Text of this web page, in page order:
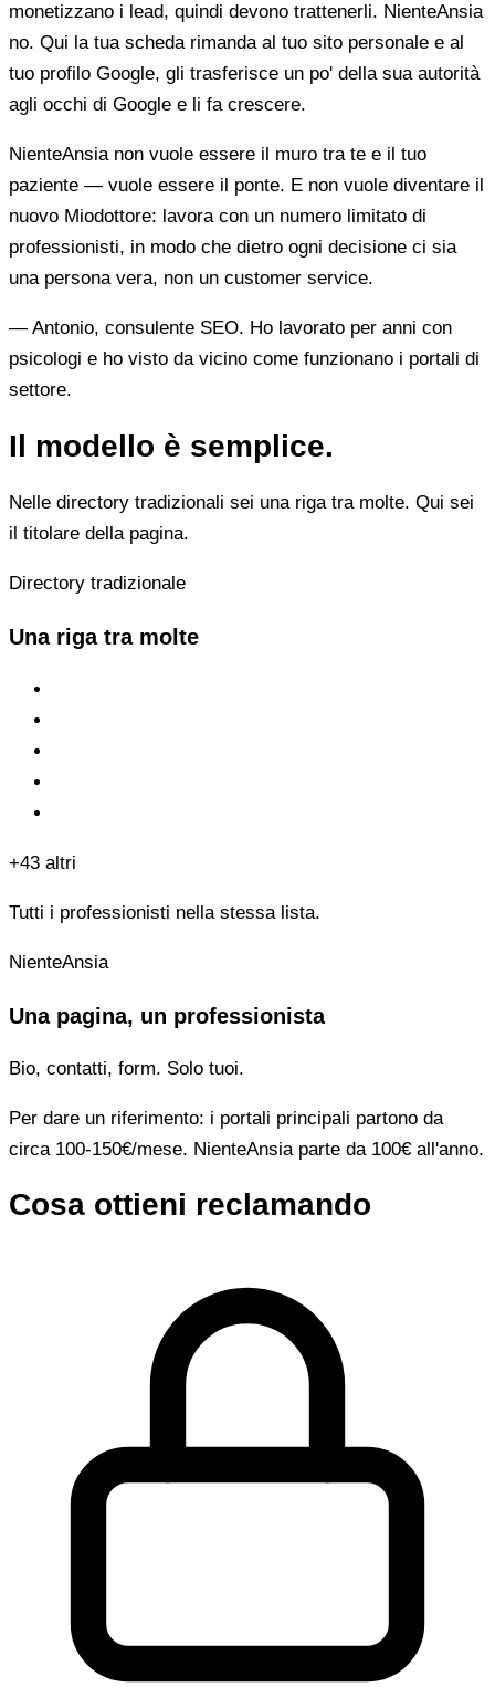
monetizzano i lead, quindi devono trattenerli. NienteAnsia
no. Qui la tua scheda rimanda al tuo sito personale e al
tuo profilo Google, gli trasferisce un po' della sua autorità
agli occhi di Google e li fa crescere.
NienteAnsia non vuole essere il muro tra te e il tuo
paziente — vuole essere il ponte. E non vuole diventare il
nuovo Miodottore: lavora con un numero limitato di
professionisti, in modo che dietro ogni decisione ci sia
una persona vera, non un customer service.
— Antonio, consulente SEO. Ho lavorato per anni con
psicologi e ho visto da vicino come funzionano i portali di
settore.
Il modello è semplice.
Nelle directory tradizionali sei una riga tra molte. Qui sei
il titolare della pagina.
Directory tradizionale
Una riga tra molte
+43 altri
Tutti i professionisti nella stessa lista.
NienteAnsia
Una pagina, un professionista
Bio, contatti, form. Solo tuoi.
Per dare un riferimento: i portali principali partono da
circa 100-150€/mese. NienteAnsia parte da 100€ all'anno.
Cosa ottieni reclamando